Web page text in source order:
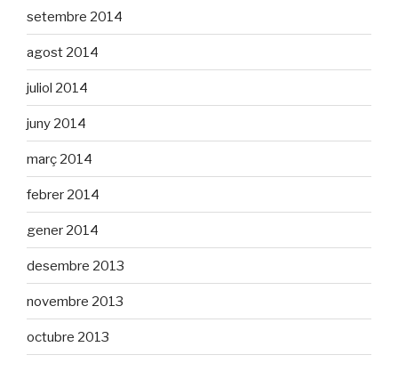
setembre 2014
agost 2014
juliol 2014
juny 2014
març 2014
febrer 2014
gener 2014
desembre 2013
novembre 2013
octubre 2013